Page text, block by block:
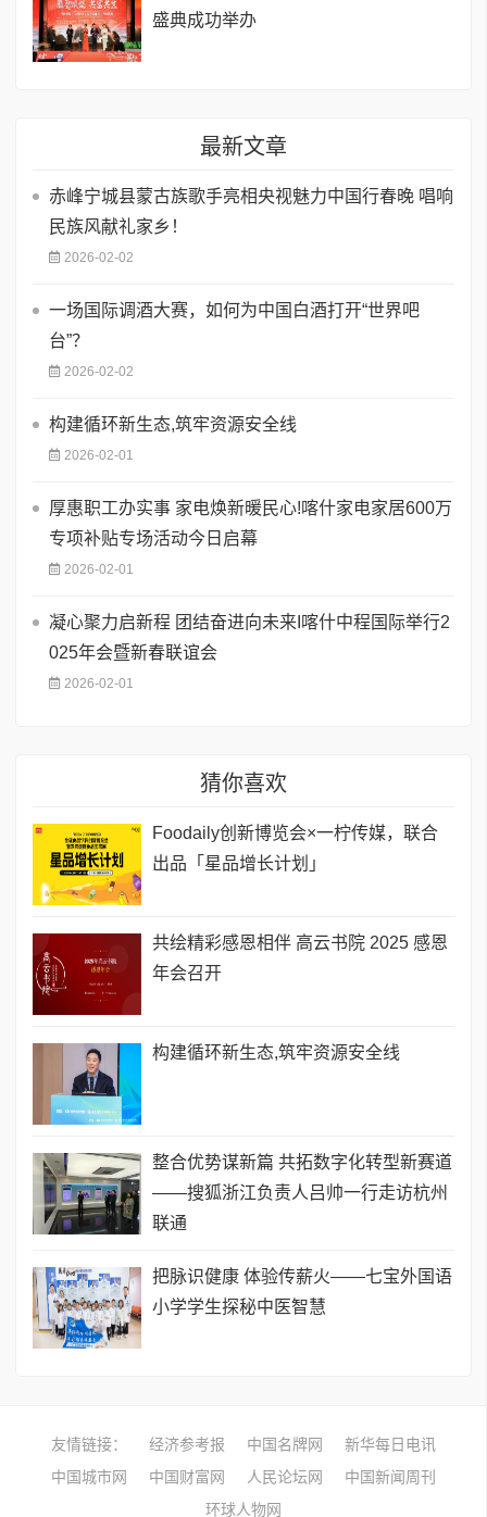
盛典成功举办
最新文章
赤峰宁城县蒙古族歌手亮相央视魅力中国行春晚 唱响
民族风献礼家乡！
2026-02-02
一场国际调酒大赛，如何为中国白酒打开“世界吧
台”？
2026-02-02
构建循环新生态,筑牢资源安全线
2026-02-01
厚惠职工办实事 家电焕新暖民心!喀什家电家居600万
专项补贴专场活动今日启幕
2026-02-01
凝心聚力启新程 团结奋进向未来I喀什中程国际举行2
025年会暨新春联谊会
2026-02-01
猜你喜欢
Foodaily创新博览会×一柠传媒，联合
出品「星品增长计划」
共绘精彩感恩相伴 高云书院 2025 感恩
年会召开
构建循环新生态,筑牢资源安全线
整合优势谋新篇 共拓数字化转型新赛道
——搜狐浙江负责人吕帅一行走访杭州
联通
把脉识健康 体验传薪火——七宝外国语
小学学生探秘中医智慧
友情链接： 经济参考报 中国名牌网
新华每日电讯
中国城市网
中国财富网 人民论坛网
中国新闻周刊
环球人物网